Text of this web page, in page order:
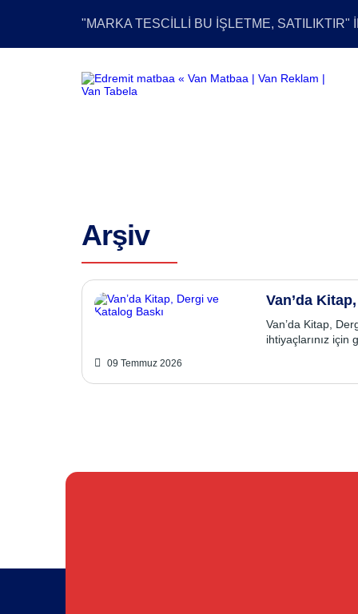
"MARKA TESCİLLİ BU İŞLETME, SATILIKTIR"
Arşiv
Van’da
Van’da Kitap,
ihtiyaçlarınız için
09 Temmuz 2026